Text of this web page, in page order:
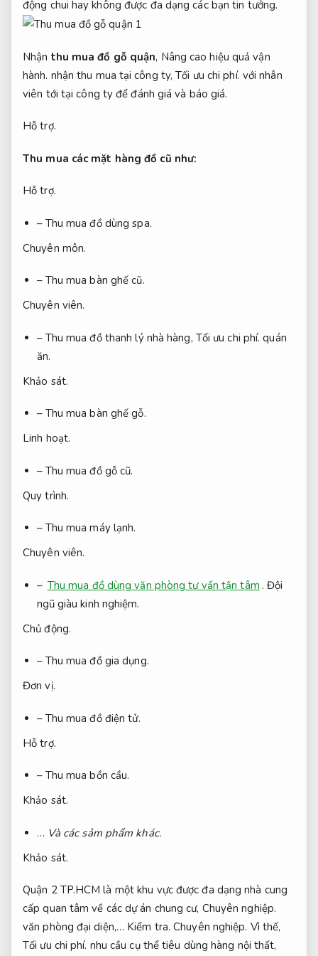
động chui hay không được đa dạng các bạn tin tưởng.
Nhận thu mua đồ gỗ quận, Nâng cao hiệu quả vận
hành. nhận thu mua tại công ty,Tối ưu chi phí. với nhân
viên tới tại công ty để đánh giá và báo giá.
Hỗ trợ.
Thu mua các mặt hàng đồ cũ như:
Hỗ trợ.
– Thu mua đồ dùng spa.
Chuyên môn.
– Thu mua bàn ghế cũ.
Chuyên viên.
– Thu mua đồ thanh lý nhà hàng, Tối ưu chi phí. quán
ăn.
Khảo sát.
– Thu mua bàn ghế gỗ.
Linh hoạt.
– Thu mua đồ gỗ cũ.
Quy trình.
– Thu mua máy lạnh.
Chuyên viên.
– Thu mua đồ dùng văn phòng tư vấn tận tâm . Đội
ngũ giàu kinh nghiệm.
Chủ động.
– Thu mua đồ gia dụng.
Đơn vị.
– Thu mua đồ điện tử.
Hỗ trợ.
– Thu mua bồn cầu.
Khảo sát.
… Và các sảm phẩm khác.
Khảo sát.
Quận 2 TP.HCM là một khu vực được đa dạng nhà cung
cấp quan tâm về các dự án chung cư, Chuyên nghiệp.
văn phòng đại diện,… Kiểm tra. Chuyên nghiệp. Vì thế,
Tối ưu chi phí. nhu cầu cụ thể tiêu dùng hàng nội thất,